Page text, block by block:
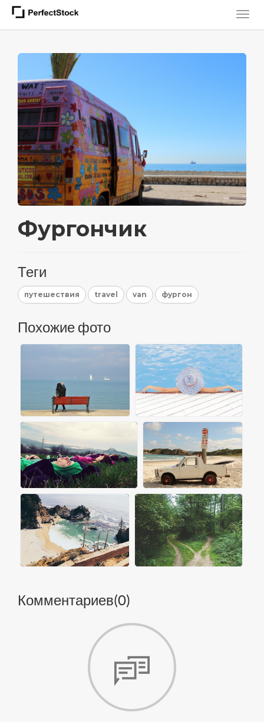
Фургончик
Теги
путешествия travel van фургон
Похожие фото
Комментариев(0)